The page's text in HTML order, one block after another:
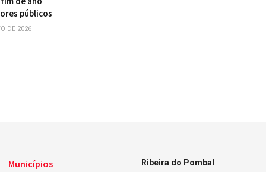
públicos
DE 2026
Municípios
Ribeira do Pombal